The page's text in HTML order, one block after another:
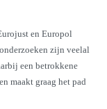
en Europol
zijn veelal
een betrokkene
maakt graag het pad